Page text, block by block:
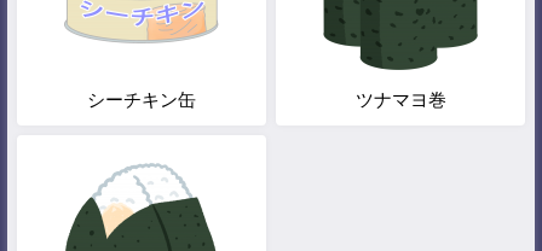
シーチキン缶 ツナマヨ巻